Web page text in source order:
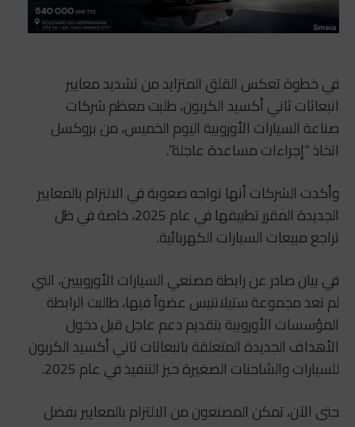
في خطوة تعكس القلق المتزايد من تشديد معايير
انبعاثات ثاني أكسيد الكربون، طلبت معظم شركات
صناعة السيارات الأوروبية اليوم الخميس، من بروكسل
اتخاذ “إجراءات مساعدة عاجلة”.
وأكدت الشركات أنها تواجه صعوبة في الالتزام بالمعايير
الجديدة المقرر تطبيقها في عام 2025، خاصة في ظل
تراجع مبيعات السيارات الكهربائية.
في بيان صادر عن رابطة مصنعي السيارات الأوروبيين، التي
لم تعد مجموعة ستيلانتيس عضواً فيها، طالبت الرابطة
المؤسسات الأوروبية بتقديم دعم عاجل قبل دخول
الأهداف الجديدة المتعلقة بانبعاثات ثاني أكسيد الكربون
للسيارات والشاحنات الصغيرة حيز التنفيذ في عام 2025.
حتى الآن، تمكن المصنعون من الالتزام بالمعايير بفضل